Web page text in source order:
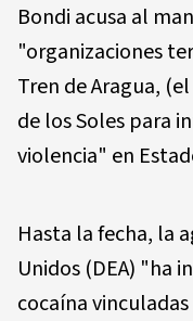
Bondi acusa al
"organizaciones
Tren de Aragua,
de los Soles para
violencia" en
Hasta la fecha, la
Unidos (DEA) "ha
cocaína